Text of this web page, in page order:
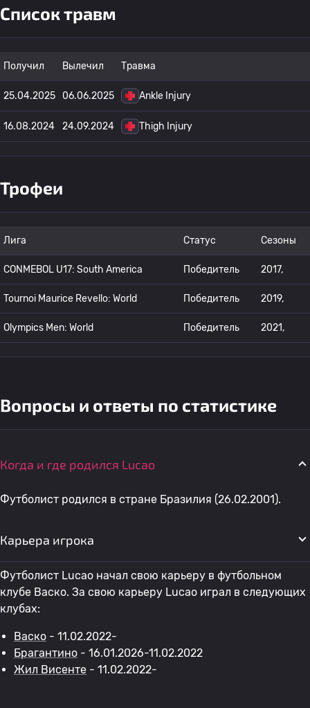
Список травм
Получил Вылечил Травма
25.04.2025 06.06.2025 Ankle Injury
16.08.2024 24.09.2024 Thigh Injury
Трофеи
Лига Статус Сезоны
CONMEBOL U17: South America Победитель 2017,
Tournoi Maurice Revello: World Победитель 2019,
Olympics Men: World Победитель 2021,
Вопросы и ответы по статистике
Когда и где родился Lucao
Футболист родился в стране Бразилия (26.02.2001).
Карьера игрока
Футболист Lucao начал свою карьеру в футбольном
клубе Васко. За свою карьеру Lucao играл в следующих
клубах:
Васко - 11.02.2022-
Брагантино - 16.01.2026-11.02.2022
Жил Висенте - 11.02.2022-